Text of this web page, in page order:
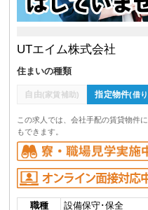
UTエイム株式会社
住まいの種類
自由(家賃補助) 指定物件(借
この求人では、会社手配の賃貸物件
もできます。
職種
設備保守･保全